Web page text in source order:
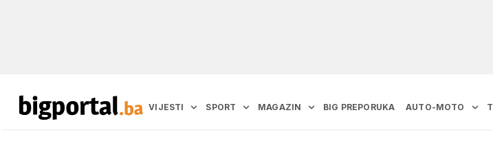
VIJESTI SPORT MAGAZIN BIG PREPORUKA AUTO-MOTO